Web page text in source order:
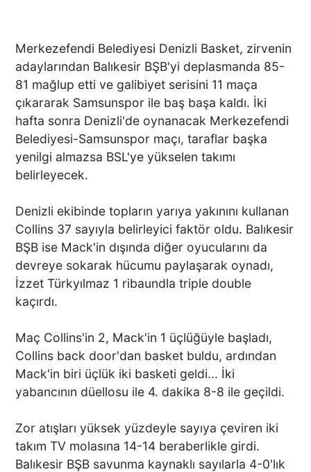
Merkezefendi Belediyesi Denizli Basket, zirvenin
adaylarından Balıkesir BŞB'yi deplasmanda 85-
81 mağlup etti ve galibiyet serisini 11 maça
çıkararak Samsunspor ile baş başa kaldı. İki
hafta sonra Denizli'de oynanacak Merkezefendi
Belediyesi-Samsunspor maçı, taraflar başka
yenilgi almazsa BSL'ye yükselen takımı
belirleyecek.
Denizli ekibinde topların yarıya yakınını kullanan
Collins 37 sayıyla belirleyici faktör oldu. Balıkesir
BŞB ise Mack'in dışında diğer oyucularını da
devreye sokarak hücumu paylaşarak oynadı,
İzzet Türkyılmaz 1 ribaundla triple double
kaçırdı.
Maç Collins'in 2, Mack'in 1 üçlüğüyle başladı,
Collins back door'dan basket buldu, ardından
Mack'in biri üçlük iki basketi geldi... İki
yabancının düellosu ile 4. dakika 8-8 ile geçildi.
Zor atışları yüksek yüzdeyle sayıya çeviren iki
takım TV molasına 14-14 beraberlikle girdi.
Balıkesir BŞB savunma kaynaklı sayılarla 4-0'lık